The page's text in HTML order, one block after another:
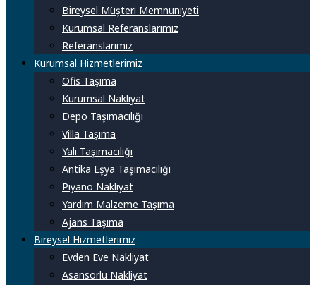
Bireysel Müşteri Memnuniyeti
Kurumsal Referanslarımız
Referanslarımız
Kurumsal Hizmetlerimiz
Ofis Taşıma
Kurumsal Nakliyat
Depo Taşımacılığı
Villa Taşıma
Yalı Taşımacılığı
Antika Eşya Taşımacılığı
Piyano Nakliyat
Yardım Malzeme Taşıma
Ajans Taşıma
Bireysel Hizmetlerimiz
Evden Eve Nakliyat
Asansörlü Nakliyat